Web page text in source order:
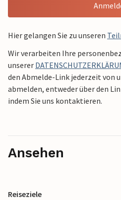
Hier gelangen Sie zu unseren
Wir verarbeiten Ihre
unserer
den Abmelde-Link jederzeit von
abmelden, entweder über den
indem Sie uns kontaktieren.
Ansehen
Reiseziele